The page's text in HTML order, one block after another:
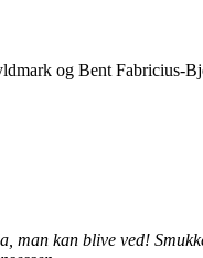
og Bent Fabricius-
man kan blive ved!